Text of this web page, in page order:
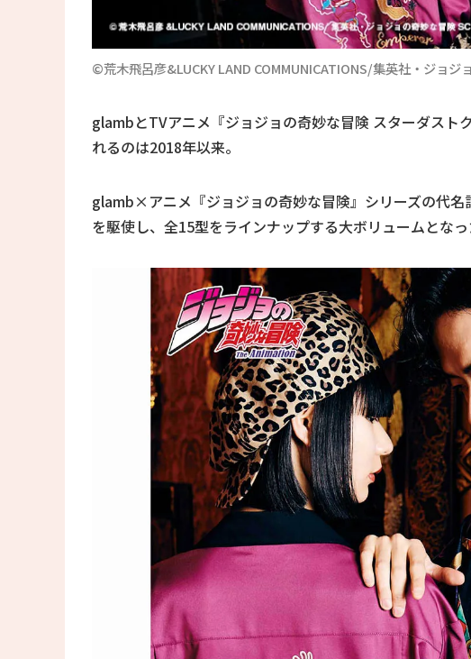
©荒木飛呂彦&LUCKY LAND COMMUNICATIONS/集英社・ジョジ
glambとTVアニメ『ジョジョの奇妙な冒険 スターダスト
れるのは2018年以来。
glamb×アニメ『ジョジョの奇妙な冒険』シリーズの代
を駆使し、全15型をラインナップする大ボリュームとなっ